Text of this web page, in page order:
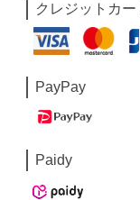
クレジットカー
PayPay
Paidy